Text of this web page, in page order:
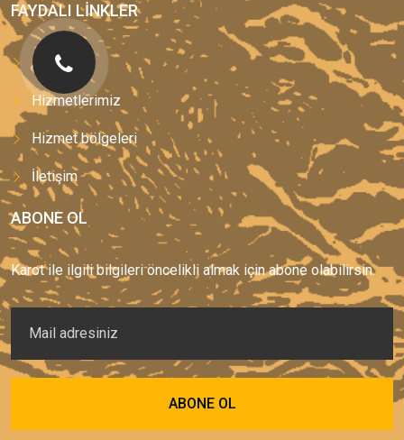
FAYDALI LINKLER
Anasayfa
Hizmetlerimiz
Hizmet bölgeleri
İletişim
ABONE OL
Karot ile ilgili bilgileri öncelikli almak için abone olabilirsin.